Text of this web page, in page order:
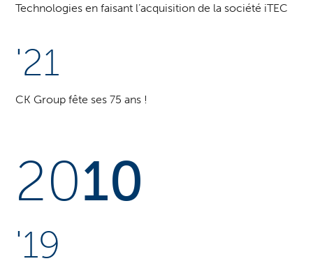
Technologies en faisant l’acquisition de la société iTEC
'21
CK Group fête ses 75 ans !
2010
'19